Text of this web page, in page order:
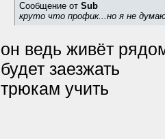
Сообщение от Sub
круто что профик...но я не
он ведь живёт
будет заезжать
трюкам учить